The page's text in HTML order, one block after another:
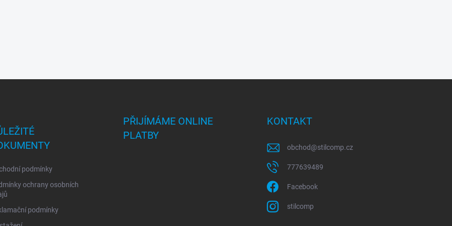
podmínky
ochrany osobních
podmínky
PŘIJÍMÁME ONLINE
PLATBY
KONTAKT
obchod@stilcomp.cz
777639489
Facebook
stilcomp